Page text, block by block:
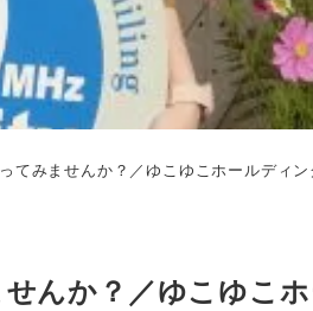
てみませんか？／ゆこゆこホールディン
んか？／ゆこゆこ